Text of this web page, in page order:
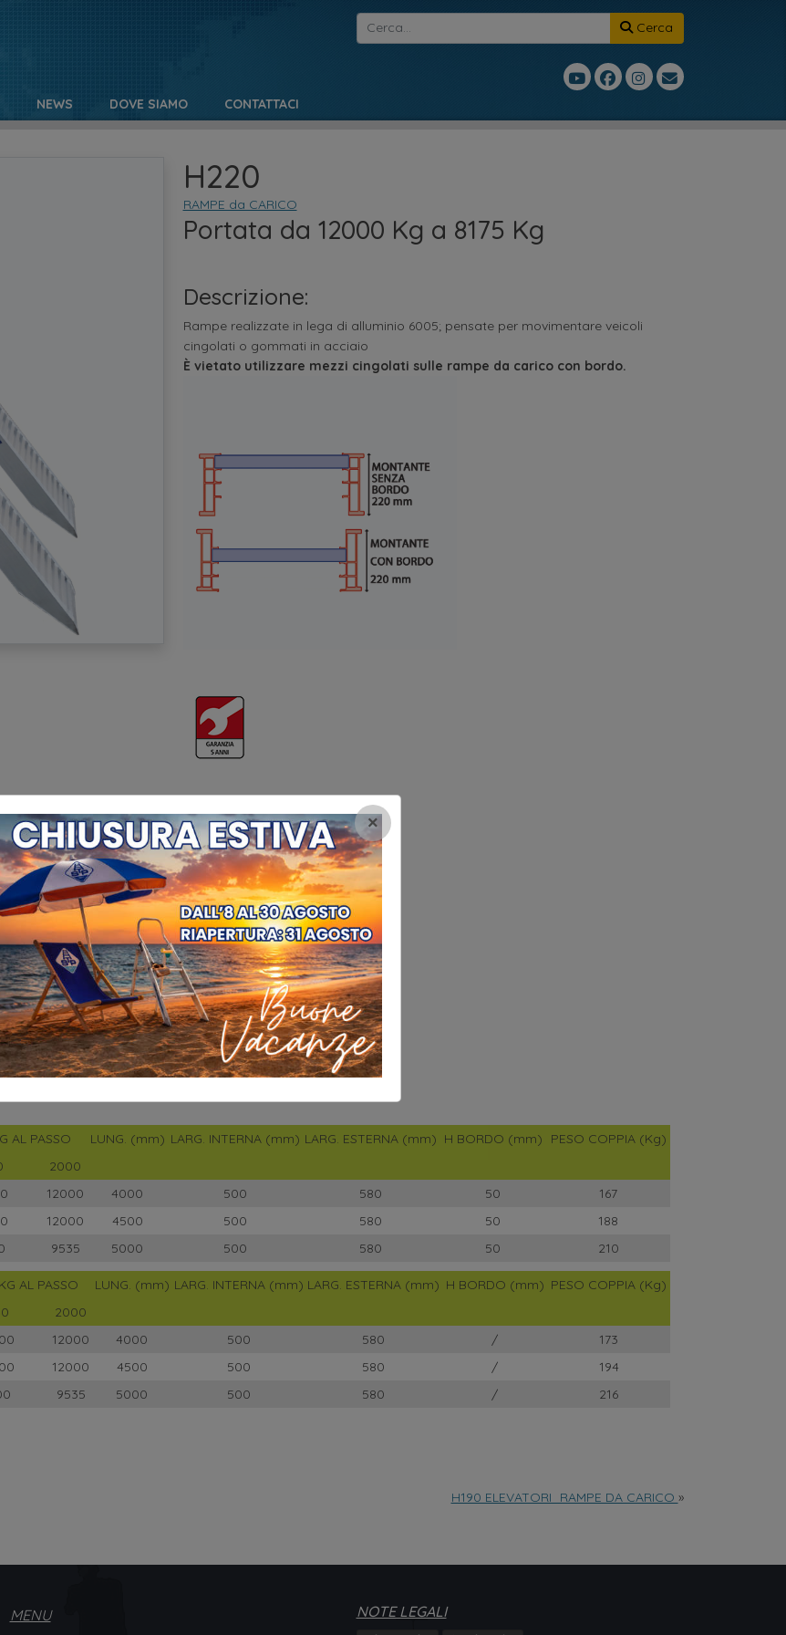
Cerca
NEWS DOVE SIAMO CONTATTACI
H220
RAMPE da CARICO
Portata da 12000 Kg a 8175 Kg
Descrizione:
Rampe realizzate in lega di alluminio 6005; pensate per movimentare veicoli
cingolati o gommati in acciaio
È vietato utilizzare mezzi cingolati sulle rampe da carico con bordo.
AL PASSO LUNG. (mm) LARG. INTERNA (mm) LARG. ESTERNA (mm) H BORDO (mm)
PESO COPPIA (Kg)
2000
12000 4000 500 580 50
167
12000 4500 500 580 50
188
9535 5000 500 580 50 210
AL PASSO LUNG. (mm) LARG. INTERNA (mm) LARG. ESTERNA (mm) H BORDO (mm) PESO COPPIA (Kg)
2000
12000 4000 500 580 /
173
12000 4500 500 580 /
194
9535 5000 500 580 /
216
H190 ELEVATORI_RAMPE DA CARICO »
MENU NOTE LEGALI
×